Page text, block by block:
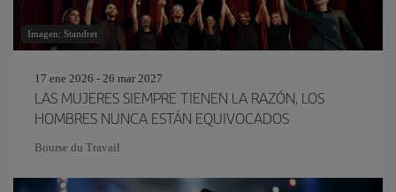
Imagen: Standret
17 ene 2026 - 26 mar 2027
LAS MUJERES SIEMPRE TIENEN LA RAZÓN, LOS
HOMBRES NUNCA ESTÁN EQUIVOCADOS
Bourse du Travail